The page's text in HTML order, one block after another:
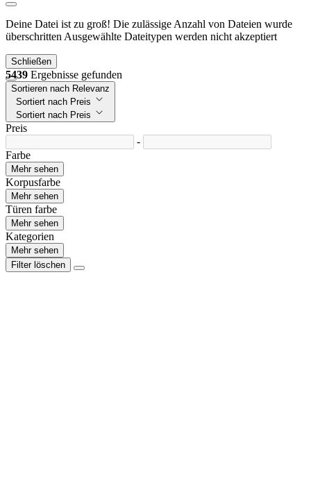
Deine Datei ist zu groß! Die zulässige Anzahl von Dateien wurde
überschritten Ausgewählte Dateitypen werden nicht akzeptiert
Schließen
5439 Ergebnisse gefunden
Sortieren nach Relevanz
Sortiert nach Preis
Sortiert nach Preis
Preis
-
Farbe
Mehr sehen
Korpusfarbe
Mehr sehen
Türen farbe
Mehr sehen
Kategorien
Mehr sehen
Filter löschen